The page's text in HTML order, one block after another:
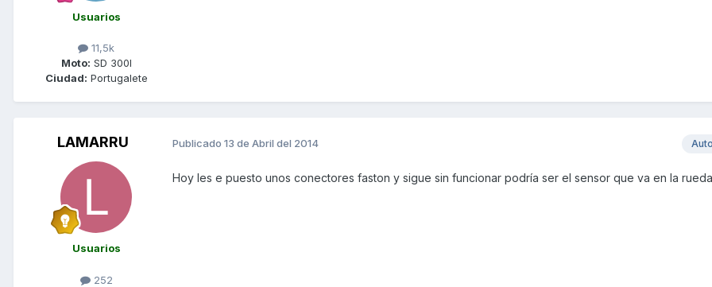
Usuarios
11,5k
Moto: SD 300I
Ciudad: Portugalete
LAMARRU
Usuarios
252
Publicado 13 de Abril del 2014
Hoy les e puesto unos conectores faston y sigue sin funcionar podría ser el sensor que va en la